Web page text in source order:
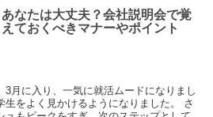
あなたは大丈夫？会社説明会で覚
えておくべきマナーやポイント
3月に入り、一気に就活ムードになりまし
生をよく見かけるようになりました。 さ